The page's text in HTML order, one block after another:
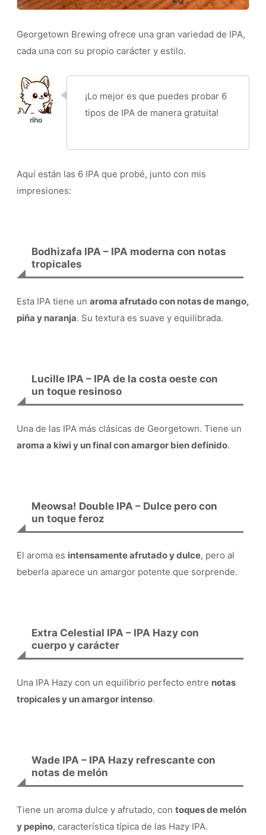
Georgetown Brewing ofrece una gran variedad de IPA,
cada una con su propio carácter y estilo.
¡Lo mejor es que puedes probar 6
tipos de IPA de manera gratuita!
Aquí están las 6 IPA que probé, junto con mis
impresiones:
Bodhizafa IPA – IPA moderna con notas
tropicales
Esta IPA tiene un aroma afrutado con notas de mango,
piña y naranja. Su textura es suave y equilibrada.
Lucille IPA – IPA de la costa oeste con
un toque resinoso
Una de las IPA más clásicas de Georgetown. Tiene un
aroma a kiwi y un final con amargor bien definido.
Meowsa! Double IPA – Dulce pero con
un toque feroz
El aroma es intensamente afrutado y dulce, pero al
beberla aparece un amargor potente que sorprende.
Extra Celestial IPA – IPA Hazy con
cuerpo y carácter
Una IPA Hazy con un equilibrio perfecto entre notas
tropicales y un amargor intenso.
Wade IPA – IPA Hazy refrescante con
notas de melón
Tiene un aroma dulce y afrutado, con toques de melón
y pepino, característica típica de las Hazy IPA.